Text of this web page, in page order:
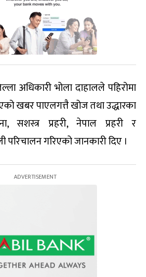
अधिकारी भोला दाहालले पहिरोमा
खबर पाएलगत्तै खोज तथा उद्धारका
सशस्त्र प्रहरी, नेपाल प्रहरी र
परिचालन गरिएको जानकारी दिए ।